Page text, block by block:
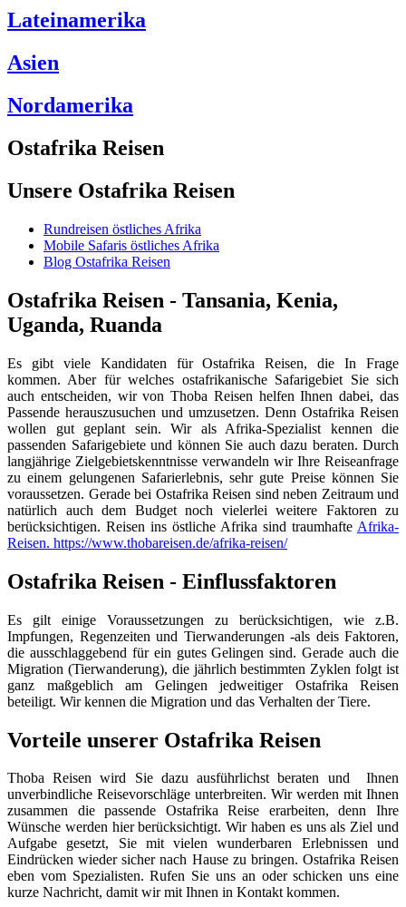
Lateinamerika
Asien
Nordamerika
Ostafrika Reisen
Unsere Ostafrika Reisen
Rundreisen östliches Afrika
Mobile Safaris östliches Afrika
Blog Ostafrika Reisen
Ostafrika Reisen - Tansania, Kenia,
Uganda, Ruanda
Es gibt viele Kandidaten für Ostafrika Reisen, die In Frage
kommen. Aber für welches ostafrikanische Safarigebiet Sie sich
auch entscheiden, wir von Thoba Reisen helfen Ihnen dabei, das
Passende herauszusuchen und umzusetzen. Denn Ostafrika Reisen
wollen gut geplant sein. Wir als Afrika-Spezialist kennen die
passenden Safarigebiete und können Sie auch dazu beraten. Durch
langjährige Zielgebietskenntnisse verwandeln wir Ihre Reiseanfrage
zu einem gelungenen Safarierlebnis, sehr gute Preise können Sie
voraussetzen. Gerade bei Ostafrika Reisen sind neben Zeitraum und
natürlich auch dem Budget noch vielerlei weitere Faktoren zu
berücksichtigen. Reisen ins östliche Afrika sind traumhafte Afrika-
Reisen. https://www.thobareisen.de/afrika-reisen/
Ostafrika Reisen - Einflussfaktoren
Es gilt einige Voraussetzungen zu berücksichtigen, wie z.B.
Impfungen, Regenzeiten und Tierwanderungen -als deis Faktoren,
die ausschlaggebend für ein gutes Gelingen sind. Gerade auch die
Migration (Tierwanderung), die jährlich bestimmten Zyklen folgt ist
ganz maßgeblich am Gelingen jedweitiger Ostafrika Reisen
beteiligt. Wir kennen die Migration und das Verhalten der Tiere.
Vorteile unserer Ostafrika Reisen
Thoba Reisen wird Sie dazu ausführlichst beraten und Ihnen
unverbindliche Reisevorschläge unterbreiten. Wir werden mit Ihnen
zusammen die passende Ostafrika Reise erarbeiten, denn Ihre
Wünsche werden hier berücksichtigt. Wir haben es uns als Ziel und
Aufgabe gesetzt, Sie mit vielen wunderbaren Erlebnissen und
Eindrücken wieder sicher nach Hause zu bringen. Ostafrika Reisen
eben vom Spezialisten. Rufen Sie uns an oder schicken uns eine
kurze Nachricht, damit wir mit Ihnen in Kontakt kommen.